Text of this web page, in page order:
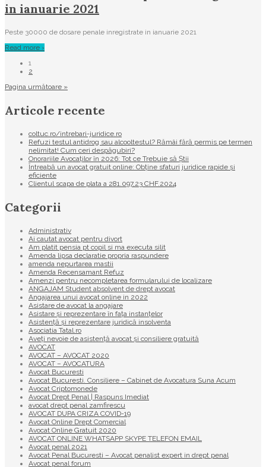
in ianuarie 2021
Peste 30000 de dosare penale inregistrate in ianuarie 2021
Read more ›
1
2
Pagina următoare »
Articole recente
coltuc.ro/intrebari-juridice.ro
Refuzi testul antidrog sau alcooltestul? Rămâi fără permis pe termen
nelimitat! Cum ceri despăgubiri?
Onorariile Avocaților în 2026: Tot ce Trebuie să Știi
Întreabă un avocat gratuit online: Obține sfaturi juridice rapide și
eficiente
Clientul scapa de plata a 281.097,23 CHF.2024
Categorii
Administrativ
Ai cautat avocat pentru divort
Am platit pensia pt copil si ma executa silit
Amenda lipsa declaratie propria raspundere
amenda nepurtarea mastii
Amenda Recensamant Refuz
Amenzi pentru necompletarea formularului de localizare
ANGAJAM Student absolvent de drept avocat
Angajarea unui avocat online in 2022
Asistare de avocat la angajare
Asistare și reprezentare în fața instanțelor
Asistență și reprezentare juridică insolventa
Asociatia Tatal.ro
Aveţi nevoie de asistenţă avocat şi consiliere gratuită
AVOCAT
AVOCAT – AVOCAT 2020
AVOCAT – AVOCATURA
Avocat Bucuresti
Avocat Bucuresti. Consiliere – Cabinet de Avocatura Suna Acum
Avocat Criptomonede
Avocat Drept Penal | Raspuns Imediat
avocat drept penal zamfirescu
AVOCAT DUPA CRIZA COVID-19
Avocat Online Drept Comercial
Avocat Online Gratuit 2020
AVOCAT ONLINE WHATSAPP SKYPE TELEFON EMAIL
Avocat penal 2021
Avocat Penal Bucuresti – Avocat penalist expert in drept penal
Avocat penal forum